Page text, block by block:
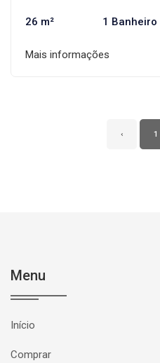
26 m² 1 Banheiro
Mais informações
‹ 1
Menu
Início
Comprar